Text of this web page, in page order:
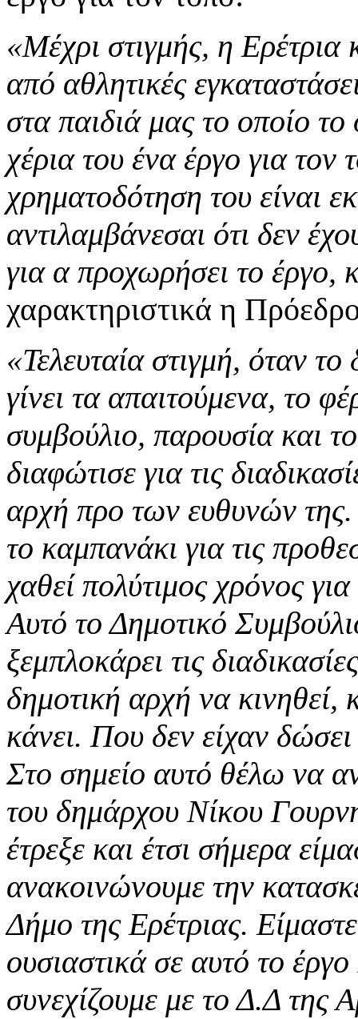
«Μέχρι στιγμής, η Ερέτρια
από αθλητικές
στα παιδιά μας το οποίο
χέρια του ένα έργο για τον
χρηματοδότηση του είναι
αντιλαμβάνεσαι ότι δεν
για α προχωρήσει το έργο,
χαρακτηριστικά η
«Τελευταία στιγμή, όταν
γίνει τα απαιτούμενα, το
συμβούλιο, παρουσία και
διαφώτισε για τις
αρχή προ των ευθυνών
το καμπανάκι για τις
χαθεί πολύτιμος χρόνος
Αυτό το Δημοτικό
ξεμπλοκάρει τις
δημοτική αρχή να κινηθεί,
κάνει. Που δεν είχαν
Στο σημείο αυτό θέλω να
του δημάρχου Νίκου
έτρεξε και έτσι σήμερα
ανακοινώνουμε την
Δήμο της Ερέτριας.
ουσιαστικά σε αυτό το
συνεχίζουμε με το Δ.Δ της